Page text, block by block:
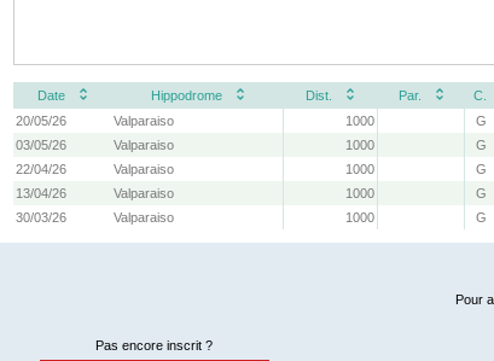
Date Hippodrome Dist. Par. C.
20/05/26
Valparaiso 1000 G
03/05/26
Valparaiso 1000 G
22/04/26
Valparaiso 1000 G
13/04/26
Valparaiso 1000 G
30/03/26
Valparaiso 1000 G
Pour
Pas encore inscrit ?